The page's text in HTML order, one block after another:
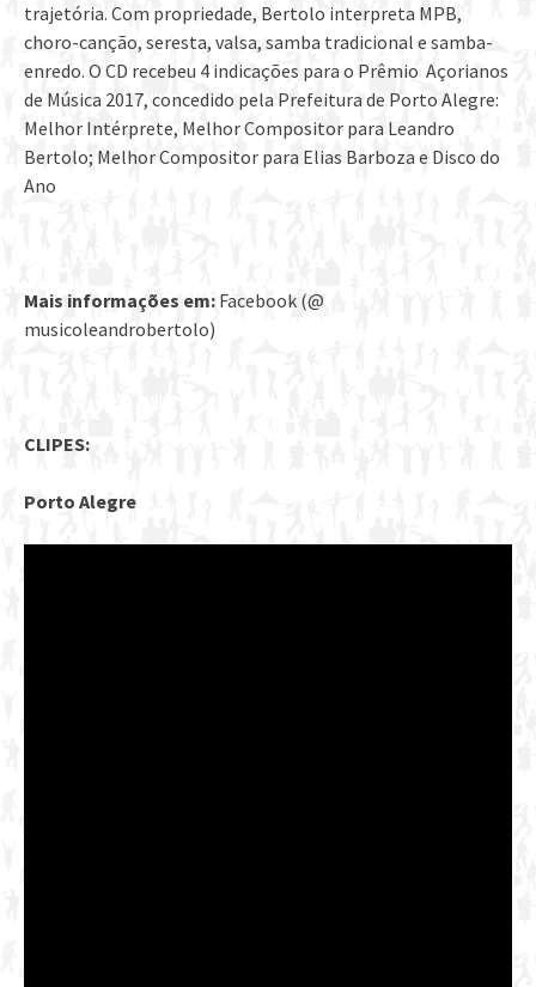
trajetória. Com propriedade, Bertolo interpreta MPB,
choro-canção, seresta, valsa, samba tradicional e samba-
enredo. O CD recebeu 4 indicações para o Prêmio Açorianos
de Música 2017, concedido pela Prefeitura de Porto Alegre:
Melhor Intérprete, Melhor Compositor para Leandro
Bertolo; Melhor Compositor para Elias Barboza e Disco do
Ano
Mais informações em: Facebook (@
musicoleandrobertolo)
CLIPES:
Porto Alegre